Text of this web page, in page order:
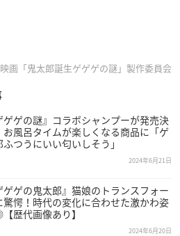
画「鬼太郎誕生ゲゲゲの謎」製作委員会
ゲゲの謎』コラボシャンプーが発売決
お風呂タイムが楽しくなる商品に「ゲ
ふつうにいい匂いしそう」
2024年6月21日
ゲゲの鬼太郎』猫娘のトランスフォー
驚愕！時代の変化に合わせた激かわ姿
歴代画像あり】
2024年6月20日